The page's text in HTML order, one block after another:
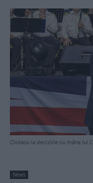
Ciolacu ia deciziile cu mâna lui
News